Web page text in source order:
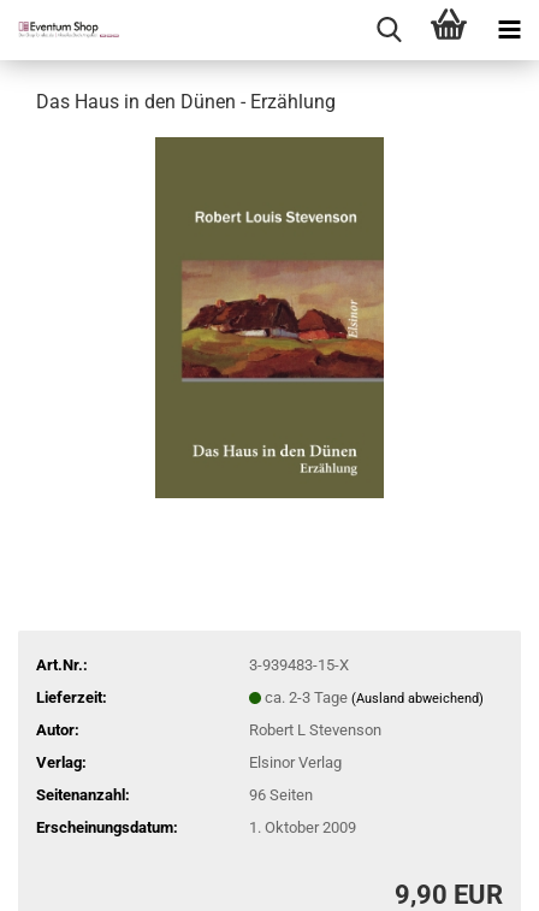
Das Haus in den Dünen - Erzählung
Art.Nr.:
3-939483-15-X
Lieferzeit:
ca. 2-3 Tage (Ausland abweichend)
Autor:
Robert L Stevenson
Verlag:
Elsinor Verlag
Seitenanzahl:
96 Seiten
Erscheinungsdatum:
1. Oktober 2009
9,90 EUR